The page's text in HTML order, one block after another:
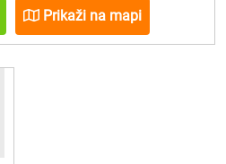
Prikaži na mapi